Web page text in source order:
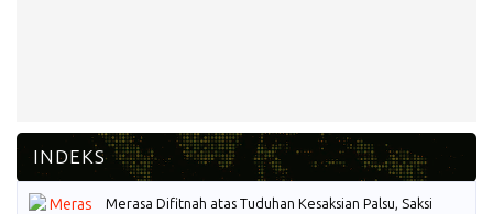
Merasa Difitnah atas Tuduhan Kesaksian Palsu, Saksi